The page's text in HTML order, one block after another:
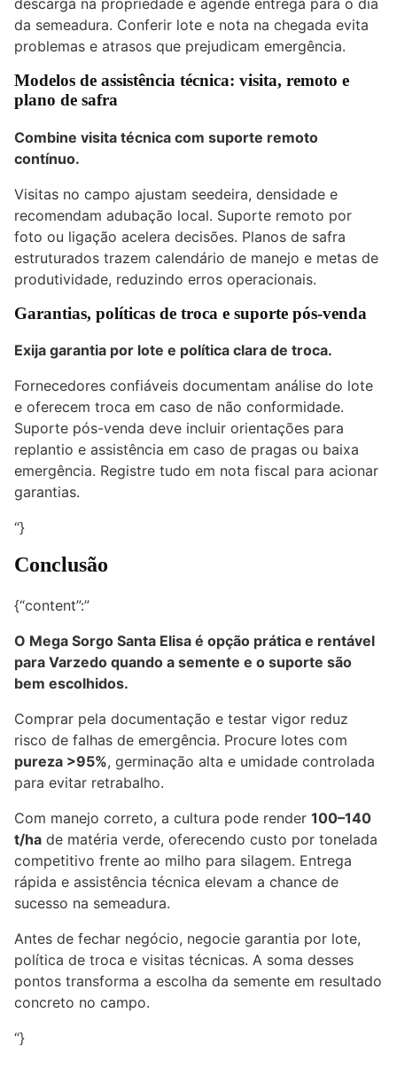
da semeadura. Conferir lote e nota na chegada evita
problemas e atrasos que prejudicam emergência.
Modelos de assistência técnica: visita, remoto e
plano de safra
Combine visita técnica com suporte remoto
contínuo.
Visitas no campo ajustam seedeira, densidade e
recomendam adubação local. Suporte remoto por
foto ou ligação acelera decisões. Planos de safra
estruturados trazem calendário de manejo e metas de
produtividade, reduzindo erros operacionais.
Garantias, políticas de troca e suporte pós-venda
Exija garantia por lote e política clara de troca.
Fornecedores confiáveis documentam análise do lote
e oferecem troca em caso de não conformidade.
Suporte pós-venda deve incluir orientações para
replantio e assistência em caso de pragas ou baixa
emergência. Registre tudo em nota fiscal para acionar
garantias.
“}
Conclusão
{“content”:”
O Mega Sorgo Santa Elisa é opção prática e rentável
para Varzedo quando a semente e o suporte são
bem escolhidos.
Comprar pela documentação e testar vigor reduz
risco de falhas de emergência. Procure lotes com
pureza >95%, germinação alta e umidade controlada
para evitar retrabalho.
Com manejo correto, a cultura pode render 100–140
t/ha de matéria verde, oferecendo custo por tonelada
competitivo frente ao milho para silagem. Entrega
rápida e assistência técnica elevam a chance de
sucesso na semeadura.
Antes de fechar negócio, negocie garantia por lote,
política de troca e visitas técnicas. A soma desses
pontos transforma a escolha da semente em resultado
concreto no campo.
“}